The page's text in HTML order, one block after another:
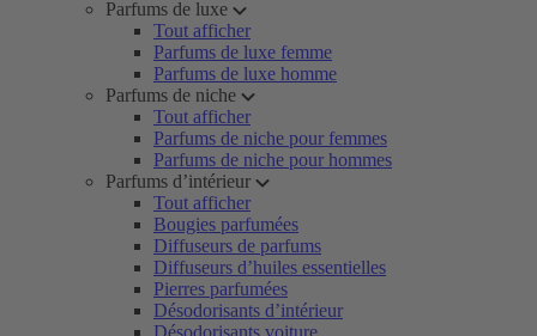
Parfums de luxe
Tout afficher
Parfums de luxe femme
Parfums de luxe homme
Parfums de niche
Tout afficher
Parfums de niche pour femmes
Parfums de niche pour hommes
Parfums d’intérieur
Tout afficher
Bougies parfumées
Diffuseurs de parfums
Diffuseurs d’huiles essentielles
Pierres parfumées
Désodorisants d’intérieur
Désodorisants voiture